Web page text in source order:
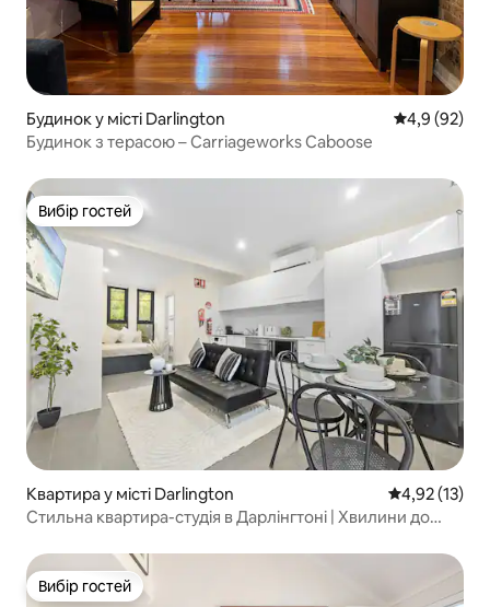
Будинок у місті Darlington Середня
4,9 (92)
Будинок з терасою – Carriageworks Caboose
Вибір гостей
Вибір гостей
Квартира у місті Darlington Середня
4,92 (13)
Стильна квартира-студія в Дарлінгтоні | Хвилини до
Вибір гостей
Вибір гостей